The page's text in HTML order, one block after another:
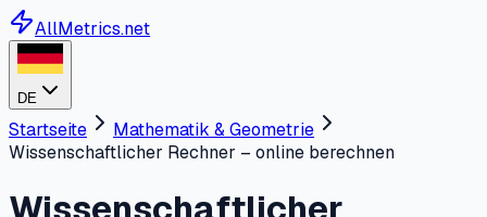
AllMetrics.net
DE
Startseite
Mathematik & Geometrie
Wissenschaftlicher Rechner – online berechnen